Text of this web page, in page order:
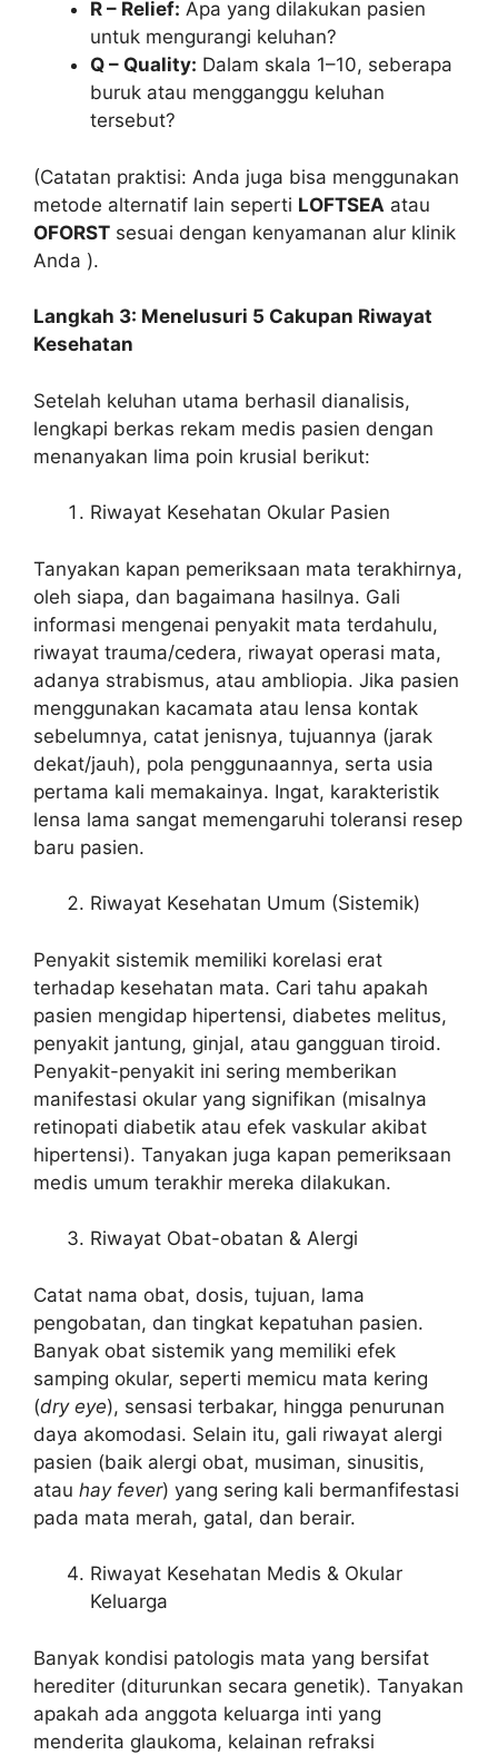
R – Relief: Apa yang dilakukan pasien
untuk mengurangi keluhan?
Q – Quality: Dalam skala 1–10, seberapa
buruk atau mengganggu keluhan
tersebut?
(Catatan praktisi: Anda juga bisa menggunakan
metode alternatif lain seperti LOFTSEA atau
OFORST sesuai dengan kenyamanan alur klinik
Anda ).
Langkah 3: Menelusuri 5 Cakupan Riwayat
Kesehatan
Setelah keluhan utama berhasil dianalisis,
lengkapi berkas rekam medis pasien dengan
menanyakan lima poin krusial berikut:
Riwayat Kesehatan Okular Pasien
Tanyakan kapan pemeriksaan mata terakhirnya,
oleh siapa, dan bagaimana hasilnya. Gali
informasi mengenai penyakit mata terdahulu,
riwayat trauma/cedera, riwayat operasi mata,
adanya strabismus, atau ambliopia. Jika pasien
menggunakan kacamata atau lensa kontak
sebelumnya, catat jenisnya, tujuannya (jarak
dekat/jauh), pola penggunaannya, serta usia
pertama kali memakainya. Ingat, karakteristik
lensa lama sangat memengaruhi toleransi resep
baru pasien.
Riwayat Kesehatan Umum (Sistemik)
Penyakit sistemik memiliki korelasi erat
terhadap kesehatan mata. Cari tahu apakah
pasien mengidap hipertensi, diabetes melitus,
penyakit jantung, ginjal, atau gangguan tiroid.
Penyakit-penyakit ini sering memberikan
manifestasi okular yang signifikan (misalnya
retinopati diabetik atau efek vaskular akibat
hipertensi). Tanyakan juga kapan pemeriksaan
medis umum terakhir mereka dilakukan.
Riwayat Obat-obatan & Alergi
Catat nama obat, dosis, tujuan, lama
pengobatan, dan tingkat kepatuhan pasien.
Banyak obat sistemik yang memiliki efek
samping okular, seperti memicu mata kering
(dry eye), sensasi terbakar, hingga penurunan
daya akomodasi. Selain itu, gali riwayat alergi
pasien (baik alergi obat, musiman, sinusitis,
atau hay fever) yang sering kali bermanfifestasi
pada mata merah, gatal, dan berair.
Riwayat Kesehatan Medis & Okular
Keluarga
Banyak kondisi patologis mata yang bersifat
herediter (diturunkan secara genetik). Tanyakan
apakah ada anggota keluarga inti yang
menderita glaukoma, kelainan refraksi